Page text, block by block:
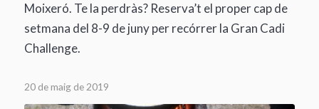
Moixeró. Te la perdràs? Reserva’t el proper cap de
setmana del 8-9 de juny per recórrer la Gran Cadi
Challenge.
20 de maig de 2019